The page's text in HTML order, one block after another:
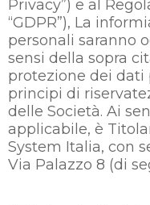
Privacy”) e al
“GDPR”), La
personali saranno
sensi della sopra
protezione dei dati
principi di
delle Società. Ai
applicabile, è
System Italia, con
Via Palazzo 8 (di